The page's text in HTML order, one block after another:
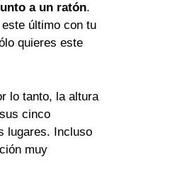
a un ratón.
último con tu
quieres este
lo tanto, la altura
cinco
lugares. Incluso
muy